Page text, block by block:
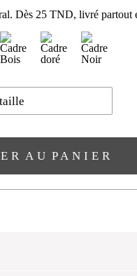
Dès 25 TND, livré partout
AU PANIER